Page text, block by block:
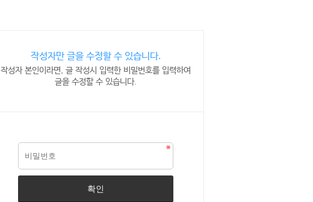
작성자만 글을 수정할 수 있습니다.
작성자 본인이라면, 글 작성시 입력한 비밀번호를 입력하여
글을 수정할 수 있습니다.